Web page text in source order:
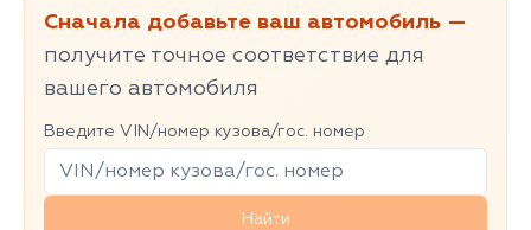
Сначала добавьте ваш автомобиль —
получите точное соответствие для
вашего автомобиля
Введите VIN/номер кузова/гос. номер
Найти